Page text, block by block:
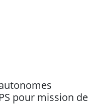
pour mission de